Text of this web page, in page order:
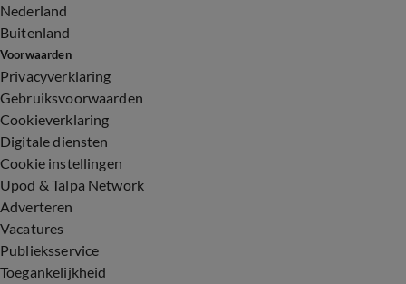
Nederland
Buitenland
Voorwaarden
Privacyverklaring
Gebruiksvoorwaarden
Cookieverklaring
Digitale diensten
Cookie instellingen
Upod & Talpa Network
Adverteren
Vacatures
Publieksservice
Toegankelijkheid